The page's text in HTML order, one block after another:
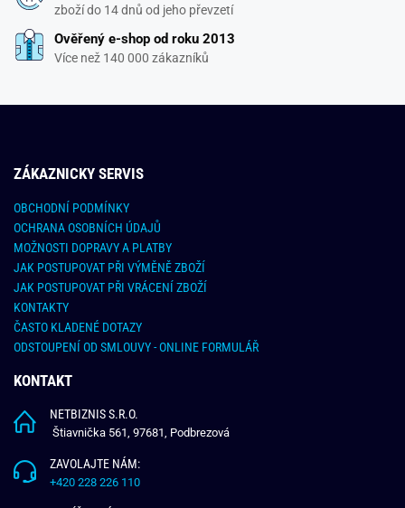
zboží do 14 dnů od jeho převzetí
Ověřený e-shop od roku 2013
Více než 140 000 zákazníků
ZÁKAZNICKY SERVIS
OBCHODNÍ PODMÍNKY
OCHRANA OSOBNÍCH ÚDAJŮ
MOŽNOSTI DOPRAVY A PLATBY
JAK POSTUPOVAT PŘI VÝMĚNĚ ZBOŽÍ
JAK POSTUPOVAT PŘI VRÁCENÍ ZBOŽÍ
KONTAKTY
ČASTO KLADENÉ DOTAZY
ODSTOUPENÍ OD SMLOUVY - ONLINE FORMULÁŘ
KONTAKT
NETBIZNIS S.R.O.
Štiavnička 561, 97681, Podbrezová
ZAVOLAJTE NÁM:
+420 228 226 110